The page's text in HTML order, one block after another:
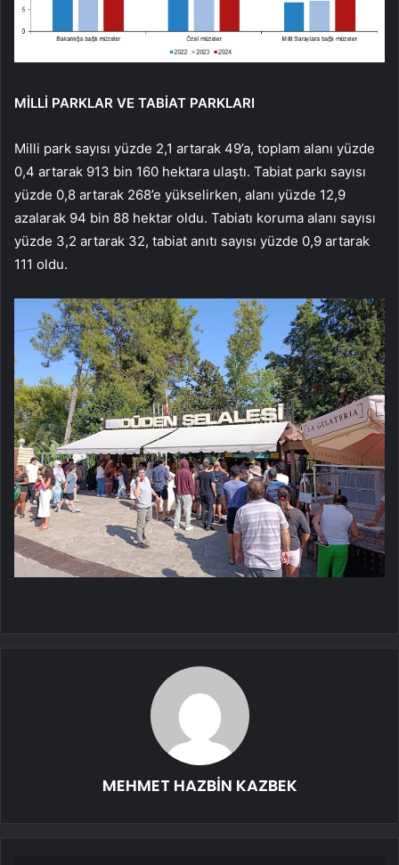
MİLLİ PARKLAR VE TABİAT PARKLARI
Milli park sayısı yüzde 2,1 artarak 49’a, toplam alanı yüzde
0,4 artarak 913 bin 160 hektara ulaştı. Tabiat parkı sayısı
yüzde 0,8 artarak 268’e yükselirken, alanı yüzde 12,9
azalarak 94 bin 88 hektar oldu. Tabiatı koruma alanı sayısı
yüzde 3,2 artarak 32, tabiat anıtı sayısı yüzde 0,9 artarak
111 oldu.
MEHMET HAZBİN KAZBEK